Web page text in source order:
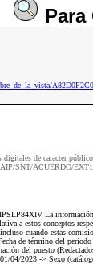
Para
digitales de caracter
SNT/ACUERDO/
La
a estos conceptos
cuando estas
de término del
del puesto
2023 -> Sexo